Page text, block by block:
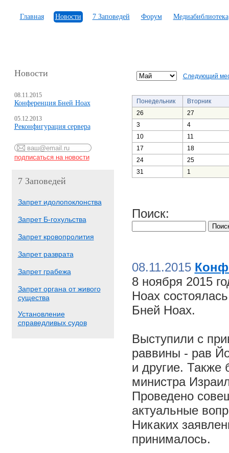
Главная Новости 7 Заповедей Форум Медиабиблиотека
Новости
08.11.2015
Конференция Бней Ноах
05.12.2013
Реконфигурация сервера
7 Заповедей
Запрет идолопоклонства
Запрет Б-гохульства
Запрет кровопролития
Запрет разврата
Запрет грабежа
Запрет органа от живого
существа
Установление
справедливых судов
Следующий
Понедельник
Вторник
26
27
3
4
10
11
17
18
24
25
31
1
Поиск:
08.11.2015
8 ноября 2015
Ноах
Бней Ноах.
Выступили с
раввины - рав
и другие. Также
министра
Проведено
актуальные
Никаких
принималось.